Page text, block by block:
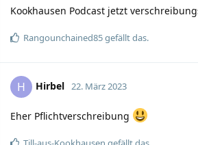
Kookhausen Podcast jetzt
Rangounchained85gefällt das.
H Hirbel 22. März 2023
Eher Pflichtverschreibung